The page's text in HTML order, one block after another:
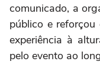
comunicado, a
público e
experiência à
pelo evento ao